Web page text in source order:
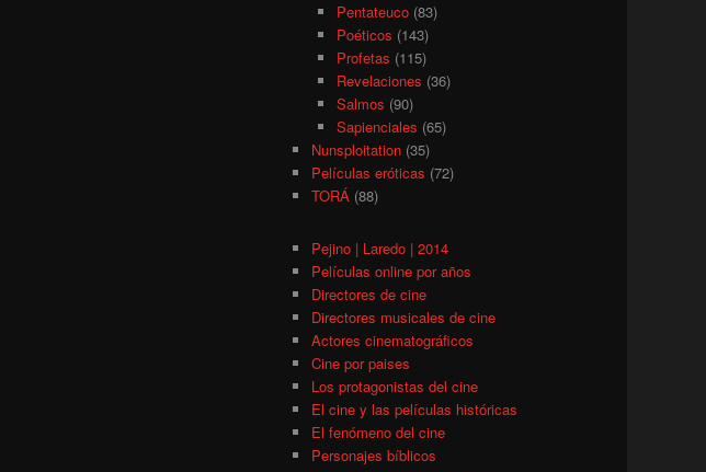
Pentateuco(83)
Poéticos (143)
Profetas (115)
Revelaciones (36)
Salmos (90)
Sapienciales (65)
Nunsploitation (35)
Películas eróticas (72)
TORÁ (88)
Pejino | Laredo | 2014
Películas online por años
Directores de cine
Directores musicales de cine
Actores cinematográficos
Cine por paises
Los protagonistas del cine
El cine y las películas históricas
El fenómeno del cine
Personajes bíblicos